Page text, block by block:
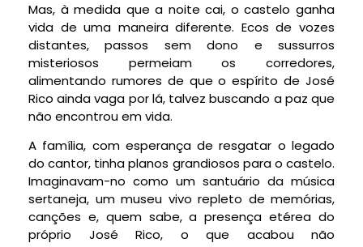
Mas, à medida que a noite cai, o castelo ganha
vida de uma maneira diferente. Ecos de vozes
distantes, passos sem dono e sussurros
misteriosos permeiam os corredores,
alimentando rumores de que o espírito de José
Rico ainda vaga por lá, talvez buscando a paz que
não encontrou em vida.
A família, com esperança de resgatar o legado
do cantor, tinha planos grandiosos para o castelo.
Imaginavam-no como um santuário da música
sertaneja, um museu vivo repleto de memórias,
canções e, quem sabe, a presença etérea do
próprio José Rico, o que acabou não